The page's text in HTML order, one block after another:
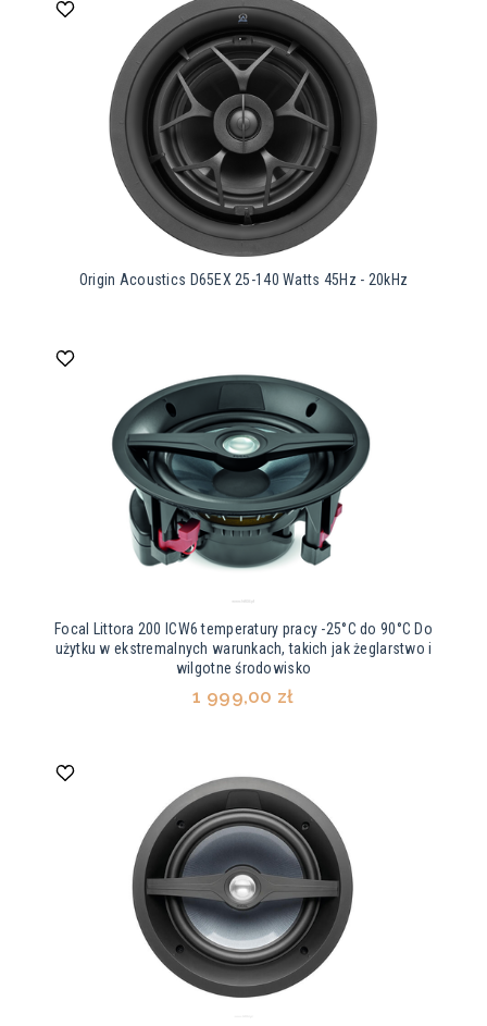
Origin Acoustics D65EX 25-140 Watts 45Hz - 20kHz
Focal Littora 200 ICW6 temperatury pracy -25°C do 90°C Do
użytku w ekstremalnych warunkach, takich jak żeglarstwo i
wilgotne środowisko
1 999,00 zł